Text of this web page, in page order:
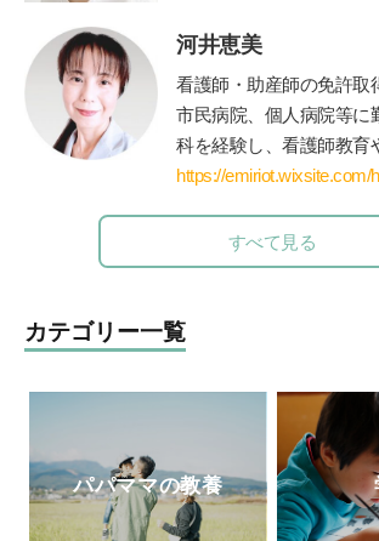
めさまざまなメディアで
る。著書に『勉強嫌いほ
子どもが勝手に学びだす
リー活用術』(PHP研究
べて 元素編』(方丈社)、
高校も塾も通わせずに3
の時間に笑顔を増やすア
unclock」シリーズデザイ
行して、モンテッソーリ
目ざして、モンテッソー
直し中。公式サイト
河井恵美
看護師・助産師の免許取
市民病院、個人病院等に
科を経験し、看護師教育
関わる。青年海外協力隊
学・修了。親御さん方へ
実させたいと思い、保育
界に住む妊婦さんや産後
ラインサービス中心のエ
を運営。
https://emiriot.wixsite.com/
すべて見る
カテゴリー一覧
パパママの教養